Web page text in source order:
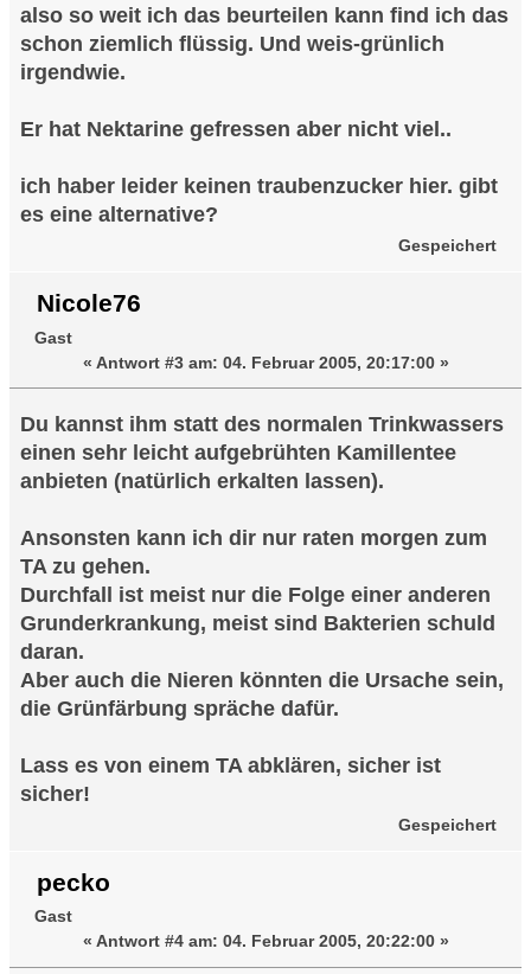
also so weit ich das beurteilen kann find ich das
schon ziemlich flüssig. Und weis-grünlich
irgendwie.
Er hat Nektarine gefressen aber nicht viel..
ich haber leider keinen traubenzucker hier. gibt
es eine alternative?
Gespeichert
Nicole76
Gast
« Antwort #3 am: 04. Februar 2005, 20:17:00 »
Du kannst ihm statt des normalen Trinkwassers
einen sehr leicht aufgebrühten Kamillentee
anbieten (natürlich erkalten lassen).
Ansonsten kann ich dir nur raten morgen zum
TA zu gehen.
Durchfall ist meist nur die Folge einer anderen
Grunderkrankung, meist sind Bakterien schuld
daran.
Aber auch die Nieren könnten die Ursache sein,
die Grünfärbung spräche dafür.
Lass es von einem TA abklären, sicher ist
sicher!
Gespeichert
pecko
Gast
« Antwort #4 am: 04. Februar 2005, 20:22:00 »